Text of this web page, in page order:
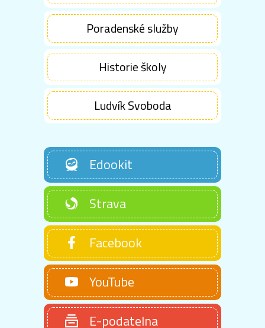
Poradenské služby
Historie školy
Ludvík Svoboda
Edookit
Strava
Facebook
YouTube
E-podatelna